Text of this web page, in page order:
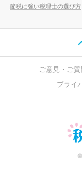
節税に強い税理士の選び方
ご意見・ご質
プライ
©